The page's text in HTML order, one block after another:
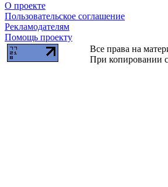
О проекте
Пользовательское соглашение
Рекламодателям
Помощь проекту
Все права на
При копировании